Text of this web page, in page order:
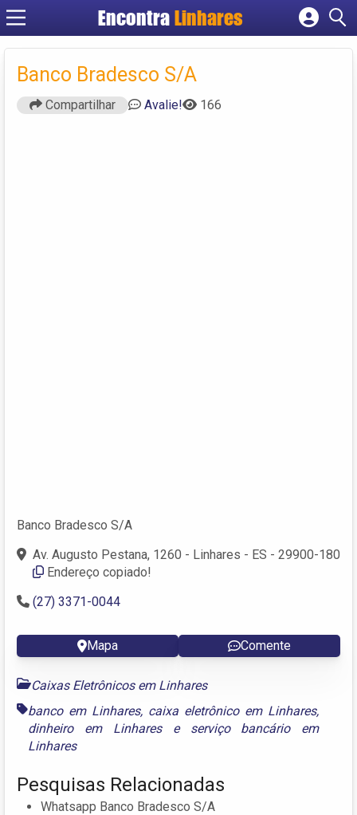
EncontraLinhares
Cadastrar empresa
Criar conta
Banco Bradesco S/A
Compartilhar Avalie! 166
Banco Bradesco S/A
Av. Augusto Pestana, 1260 - Linhares - ES - 29900-180
Endereço copiado!
(27) 3371-0044
Mapa Comente
Caixas Eletrônicos em Linhares
banco em Linhares, caixa eletrônico em Linhares,
dinheiro em Linharese serviço bancário em
Linhares
Pesquisas Relacionadas
Whatsapp Banco Bradesco S/A